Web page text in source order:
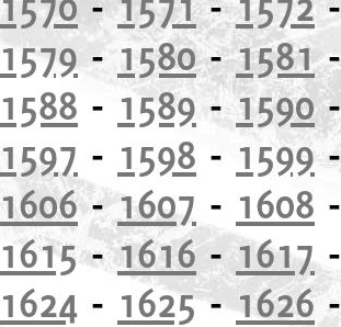
1579 -1580-1581
1588 - 1589-1590
1597 - 1598 - 1599
1606-1607 - 1608
1615-1616- 1617
1624 - 1625-1626